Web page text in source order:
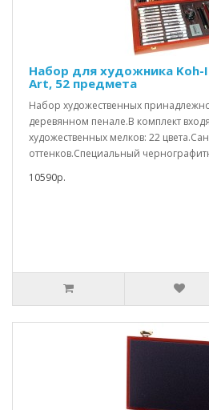
Набор для художника Koh-
Art, 52 предмета
Набор художественных
деревянном пенале.В комплект
художественных мелков: 22
оттенков.Специальный
10590р.